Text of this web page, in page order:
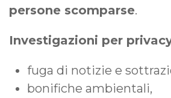
persone scomparse.
Investigazioni per
fuga di notizie e
bonifiche ambientali,